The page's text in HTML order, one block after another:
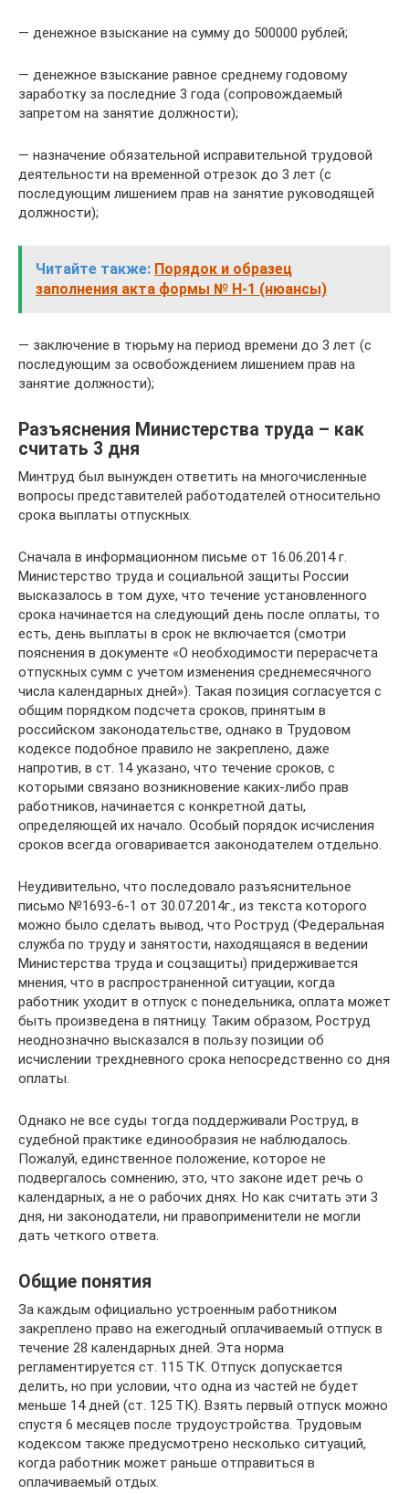
— денежное взыскание на сумму до 500000 рублей;
— денежное взыскание равное среднему годовому
заработку за последние 3 года (сопровождаемый
запретом на занятие должности);
— назначение обязательной исправительной трудовой
деятельности на временной отрезок до 3 лет (с
последующим лишением прав на занятие руководящей
должности);
Читайте также: Порядок и образец
заполнения акта формы № Н-1 (нюансы)
— заключение в тюрьму на период времени до 3 лет (с
последующим за освобождением лишением прав на
занятие должности);
Разъяснения Министерства труда – как
считать 3 дня
Минтруд был вынужден ответить на многочисленные
вопросы представителей работодателей относительно
срока выплаты отпускных.
Сначала в информационном письме от 16.06.2014 г.
Министерство труда и социальной защиты России
высказалось в том духе, что течение установленного
срока начинается на следующий день после оплаты, то
есть, день выплаты в срок не включается (смотри
пояснения в документе «О необходимости перерасчета
отпускных сумм с учетом изменения среднемесячного
числа календарных дней»). Такая позиция согласуется с
общим порядком подсчета сроков, принятым в
российском законодательстве, однако в Трудовом
кодексе подобное правило не закреплено, даже
напротив, в ст. 14 указано, что течение сроков, с
которыми связано возникновение каких-либо прав
работников, начинается с конкретной даты,
определяющей их начало. Особый порядок исчисления
сроков всегда оговаривается законодателем отдельно.
Неудивительно, что последовало разъяснительное
письмо №1693-6-1 от 30.07.2014г., из текста которого
можно было сделать вывод, что Роструд (Федеральная
служба по труду и занятости, находящаяся в ведении
Министерства труда и соцзащиты) придерживается
мнения, что в распространенной ситуации, когда
работник уходит в отпуск с понедельника, оплата может
быть произведена в пятницу. Таким образом, Роструд
неоднозначно высказался в пользу позиции об
исчислении трехдневного срока непосредственно со дня
оплаты.
Однако не все суды тогда поддерживали Роструд, в
судебной практике единообразия не наблюдалось.
Пожалуй, единственное положение, которое не
подвергалось сомнению, это, что законе идет речь о
календарных, а не о рабочих днях. Но как считать эти 3
дня, ни законодатели, ни правоприменители не могли
дать четкого ответа.
Общие понятия
За каждым официально устроенным работником
закреплено право на ежегодный оплачиваемый отпуск в
течение 28 календарных дней. Эта норма
регламентируется ст. 115 ТК. Отпуск допускается
делить, но при условии, что одна из частей не будет
меньше 14 дней (ст. 125 ТК). Взять первый отпуск можно
спустя 6 месяцев после трудоустройства. Трудовым
кодексом также предусмотрено несколько ситуаций,
когда работник может раньше отправиться в
оплачиваемый отдых.